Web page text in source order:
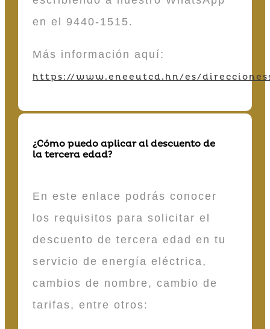
en el 9440-1515.
Más información aquí:
https://www.eneeutcd.hn/es/
¿Cómo puedo aplicar al descuento de
la tercera edad?
En este enlace podrás conocer
los requisitos para solicitar el
descuento de tercera edad en tu
servicio de energía eléctrica,
cambios de nombre, cambio de
tarifas, entre otros: